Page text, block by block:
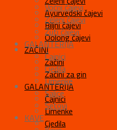
Ayurvedski čajevi
Biljni čajevi
Oolong čajevi
ZAČINI
Začini
Začini za gin
GALANTERIJA
Čajnici
Limenke
Cjedila
Voćni čajevi
Zeleni čajevi
Žuti čajevi
GALANTERIJA
Čajnici
Cjedila
Limenke
Šalice
Setovi
KAVE